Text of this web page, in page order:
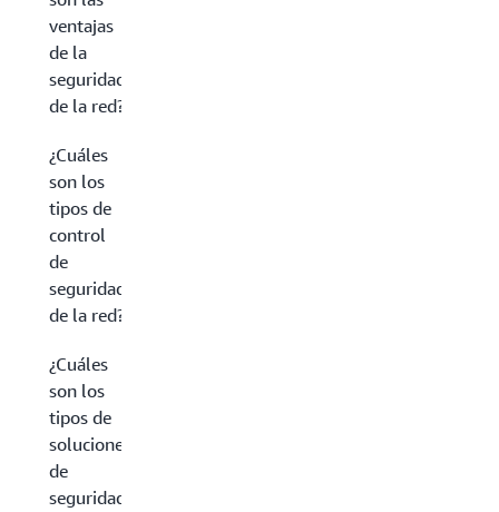
ventajas
de la
seguridad
de la red?
¿Cuáles
son los
tipos de
control
de
seguridad
de la red?
¿Cuáles
son los
tipos de
soluciones
de
seguridad